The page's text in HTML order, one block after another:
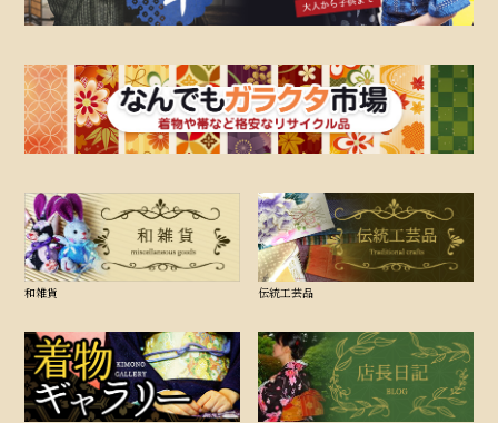
和雑貨 伝統工芸品